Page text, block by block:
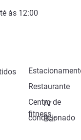
às 12:00
Restaurante
Centro de
fitness
Ar
condicionado
Bar